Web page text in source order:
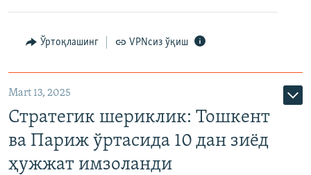
Ўртоқлашинг VPNсиз ўқиш
Mart 13, 2025
Стратегик шериклик: Тошкент
ва Париж ўртасида 10 дан зиёд
ҳужжат имзоланди